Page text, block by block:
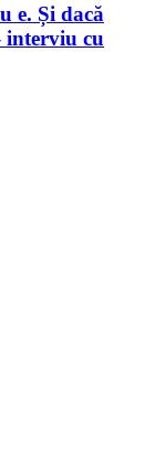
e. Și dacă
interviu cu